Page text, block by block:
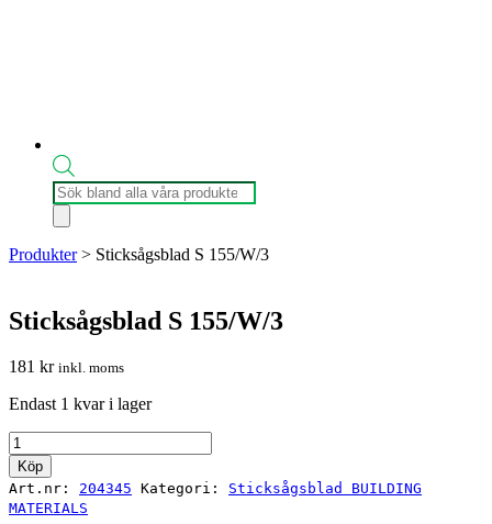
Produktsökning
Produkter> Sticksågsblad S 155/W/3
Sticksågsblad S 155/W/3
181 kr inkl. moms
Endast 1 kvar i lager
Sticksågsblad
S
155/W/3
mängd
Köp
Art.nr: 204345 Kategori: Sticksågsblad BUILDING
MATERIALS